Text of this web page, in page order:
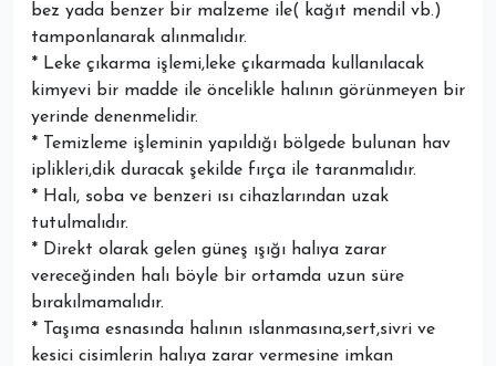
bez yada benzer bir malzeme ile( kağıt mendil vb.)
tamponlanarak alınmalıdır.
* Leke çıkarma işlemi,leke çıkarmada kullanılacak
kimyevi bir madde ile öncelikle halının görünmeyen bir
yerinde denenmelidir.
* Temizleme işleminin yapıldığı bölgede bulunan hav
iplikleri,dik duracak şekilde fırça ile taranmalıdır.
* Halı, soba ve benzeri ısı cihazlarından uzak
tutulmalıdır.
* Direkt olarak gelen güneş ışığı halıya zarar
vereceğinden halı böyle bir ortamda uzun süre
bırakılmamalıdır.
* Taşıma esnasında halının ıslanmasına,sert,sivri ve
kesici cisimlerin halıya zarar vermesine imkan